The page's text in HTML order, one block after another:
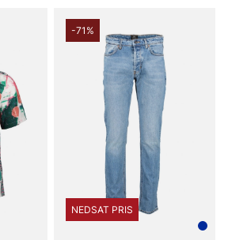
-71%
NEDSAT PRIS